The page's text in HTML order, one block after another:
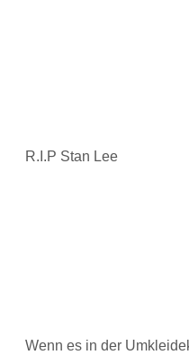
R.I.P Stan Lee
Wenn es in der